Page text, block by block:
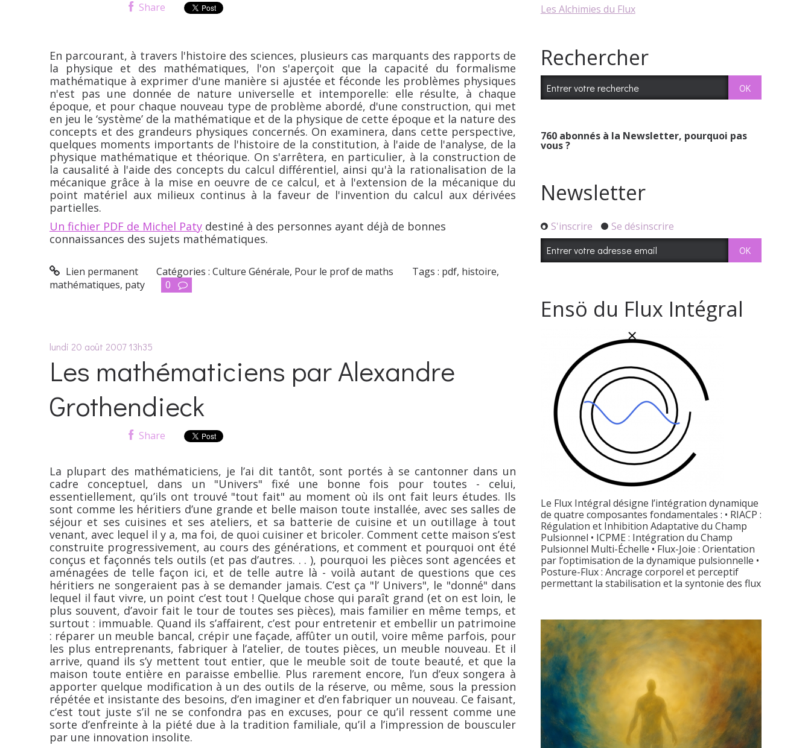
Share
En parcourant, à travers l'histoire des sciences, plusieurs cas marquants des rapports de
la physique et des mathématiques, l'on s'aperçoit que la capacité du formalisme
mathématique à exprimer d'une manière si ajustée et féconde les problèmes physiques
n'est pas une donnée de nature universelle et intemporelle: elle résulte, à chaque
époque, et pour chaque nouveau type de problème abordé, d'une construction, qui met
en jeu le ‘système’ de la mathématique et de la physique de cette époque et la nature des
concepts et des grandeurs physiques concernés. On examinera, dans cette perspective,
quelques moments importants de l'histoire de la constitution, à l'aide de l'analyse, de la
physique mathématique et théorique. On s'arrêtera, en particulier, à la construction de
la causalité à l'aide des concepts du calcul différentiel, ainsi qu'à la rationalisation de la
mécanique grâce à la mise en oeuvre de ce calcul, et à l'extension de la mécanique du
point matériel aux milieux continus à la faveur de l'invention du calcul aux dérivées
partielles.
Un fichier PDF de Michel Paty destiné à des personnes ayant déjà de bonnes
connaissances des sujets mathématiques.
Lien permanent Catégories :Culture Générale, Pour le prof de maths Tags : pdf, histoire,
mathématiques, paty 0
lundi 20 août 2007 13h35
Les mathématiciens par Alexandre
Grothendieck
Share
La plupart des mathématiciens, je l’ai dit tantôt, sont portés à se cantonner dans un
cadre conceptuel, dans un "Univers" fixé une bonne fois pour toutes - celui,
essentiellement, qu’ils ont trouvé "tout fait" au moment où ils ont fait leurs études. Ils
sont comme les héritiers d’une grande et belle maison toute installée, avec ses salles de
séjour et ses cuisines et ses ateliers, et sa batterie de cuisine et un outillage à tout
venant, avec lequel il y a, ma foi, de quoi cuisiner et bricoler. Comment cette maison s’est
construite progressivement, au cours des générations, et comment et pourquoi ont été
conçus et façonnés tels outils (et pas d’autres. . . ), pourquoi les pièces sont agencées et
aménagées de telle façon ici, et de telle autre là - voilà autant de questions que ces
héritiers ne songeraient pas à se demander jamais. C’est ça "l’ Univers", le "donné" dans
lequel il faut vivre, un point c’est tout ! Quelque chose qui paraît grand (et on est loin, le
plus souvent, d’avoir fait le tour de toutes ses pièces), mais familier en même temps, et
surtout : immuable. Quand ils s’affairent, c’est pour entretenir et embellir un patrimoine
: réparer un meuble bancal, crépir une façade, affûter un outil, voire même parfois, pour
les plus entreprenants, fabriquer à l’atelier, de toutes pièces, un meuble nouveau. Et il
arrive, quand ils s’y mettent tout entier, que le meuble soit de toute beauté, et que la
maison toute entière en paraisse embellie. Plus rarement encore, l’un d’eux songera à
apporter quelque modification à un des outils de la réserve, ou même, sous la pression
répétée et insistante des besoins, d’en imaginer et d’en fabriquer un nouveau. Ce faisant,
c’est tout juste s’il ne se confondra pas en excuses, pour ce qu’il ressent comme une
sorte d’enfreinte à la piété due à la tradition familiale, qu’il a l’impression de bousculer
par une innovation insolite.
Les Alchimies du Flux
Rechercher
760abonnés à la Newsletter, pourquoi pas
vous ?
Newsletter
S'inscrire Se désinscrire
Ensö du Flux Intégral
Le Flux Intégral désigne l’intégration dynamique
de quatre composantes fondamentales : • RIACP :
Régulation et Inhibition Adaptative du Champ
Pulsionnel • ICPME : Intégration du Champ
Pulsionnel Multi-Échelle • Flux-Joie : Orientation
par l’optimisation de la dynamique pulsionnelle •
Posture-Flux : Ancrage corporel et perceptif
permettant la stabilisation et la syntonie des flux